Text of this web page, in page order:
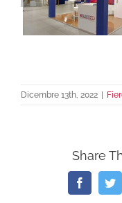
Dicembre 13th, 2022 |
Share
Facebook